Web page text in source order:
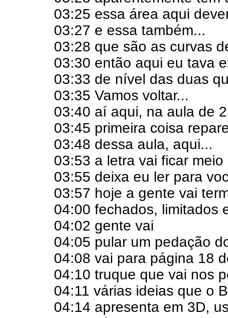
03:25 essa área aqui
03:27 e essa também...
03:28 que são as curvas
03:30 então aqui eu tava
03:33 de nível das duas
03:35 Vamos voltar...
03:40 aí aqui, na aula de
03:45 primeira coisa
03:48 dessa aula, aqui...
03:53 a letra vai ficar
03:55 deixa eu ler para
03:57 hoje a gente vai
04:00 fechados, limitados
04:02 gente vai
04:05 pular um pedação
04:08 vai para página 18
04:10 truque que vai nos
04:11 várias ideias que o
04:14 apresenta em 3D,